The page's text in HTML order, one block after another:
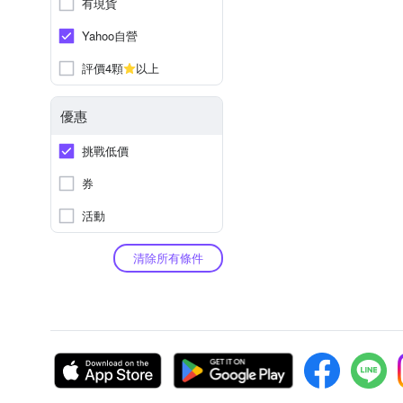
Yahoo自營
評價4顆
以上
優惠
挑戰低價
券
活動
清除所有條件